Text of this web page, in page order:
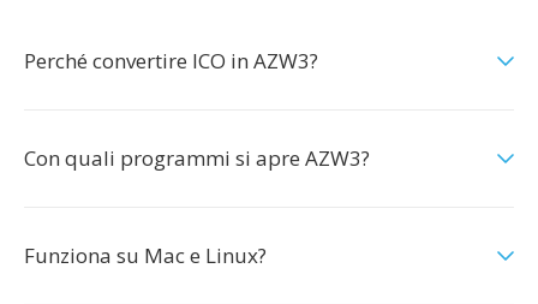
Perché convertire ICO in AZW3?
Con quali programmi si apre AZW3?
Funziona su Mac e Linux?